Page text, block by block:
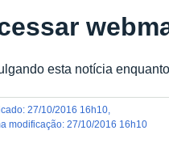
esta notícia
:27/10/2016 16h10
modificação:27/10/2016 16h10